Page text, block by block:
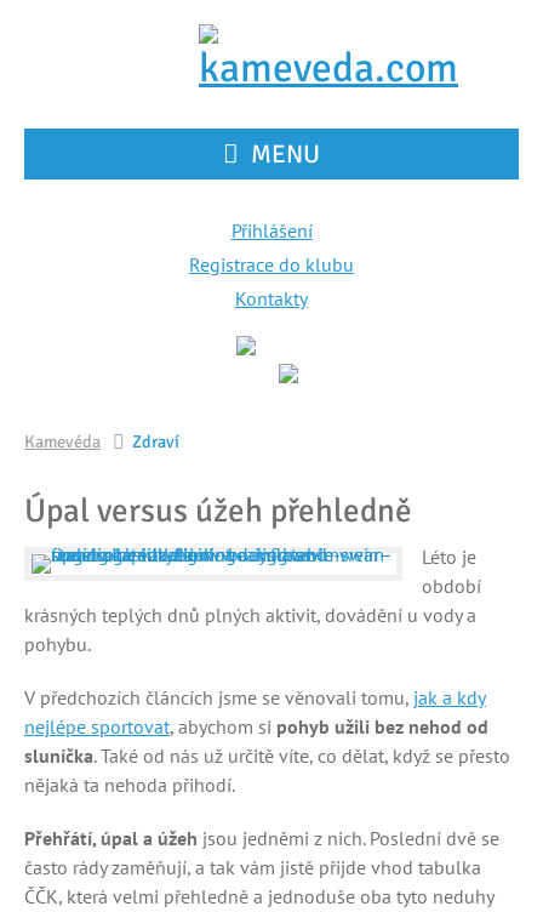
MENU
Přihlášení
Registrace do klubu
Kontakty
Kamevéda Zdraví
Úpal versus úžeh přehledně
Léto je
období
krásných teplých dnů plných aktivit, dovádění u vody a
pohybu.
V předchozích článcích jsme se věnovali tomu, jak a kdy
nejlépe sportovat, abychom si pohyb užili bez nehod od
sluníčka. Také od nás už určitě víte, co dělat, když se přesto
nějaká ta nehoda přihodí.
Přehřátí, úpal a úžeh jsou jedněmi z nich. Poslední dvě se
často rády zaměňují, a tak vám jistě přijde vhod tabulka
ČČK, která velmi přehledně a jednoduše oba tyto neduhy